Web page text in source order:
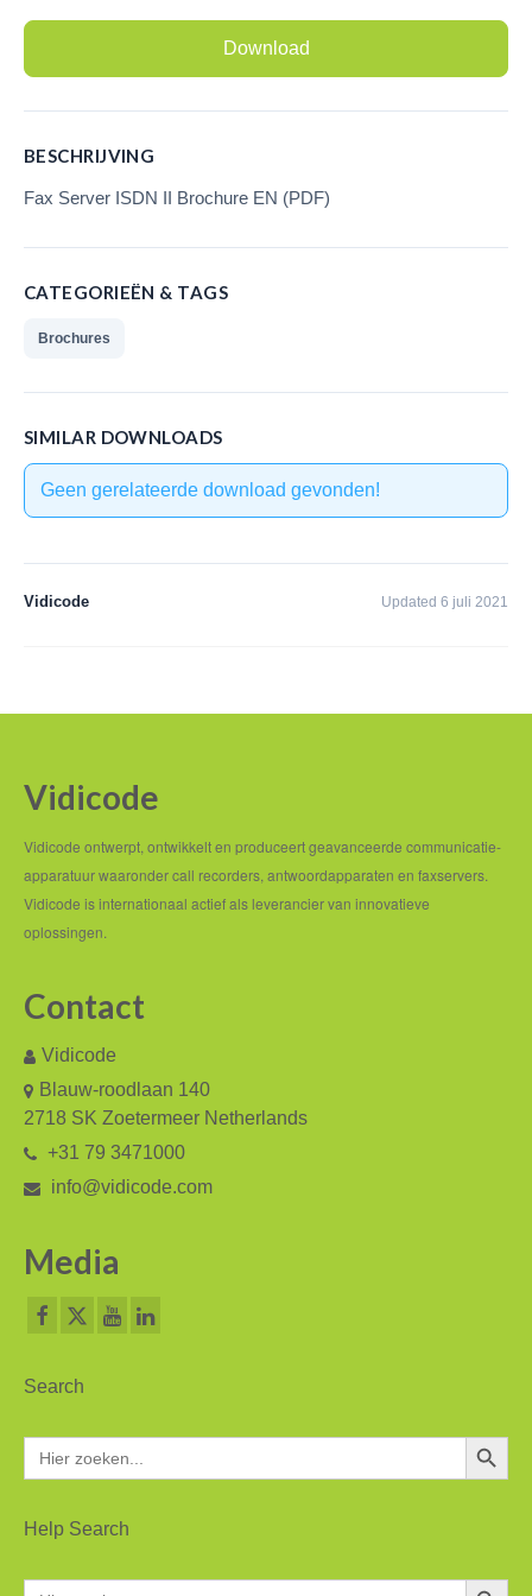
Call Recorder Oygo
(softphones/headsets)
V-Tap VoIP
V-Tap Analog 2
Nederland
Andere landen
Service en Support
Handleidingen
Offerte aanvragen
Supportformulier
Over ons
Algemene voorwaarden
Contactgegevens
Download
BESCHRIJVING
Fax Server ISDN II Brochure EN (PDF)
CATEGORIEËN & TAGS
Brochures
SIMILAR DOWNLOADS
Geen gerelateerde download gevonden!
Vidicode Updated 6 juli 2021
Vidicode
Vidicode ontwerpt, ontwikkelt en produceert geavanceerde communicatie-
apparatuur waaronder call recorders, antwoordapparaten en faxservers.
Vidicode is internationaal actief als leverancier van innovatieve
oplossingen.
Contact
Vidicode
Blauw-roodlaan 140
2718 SK Zoetermeer Netherlands
+31 79 3471000
info@vidicode.com
Media
Search
Zoek
naar:
Help Search
Zoek